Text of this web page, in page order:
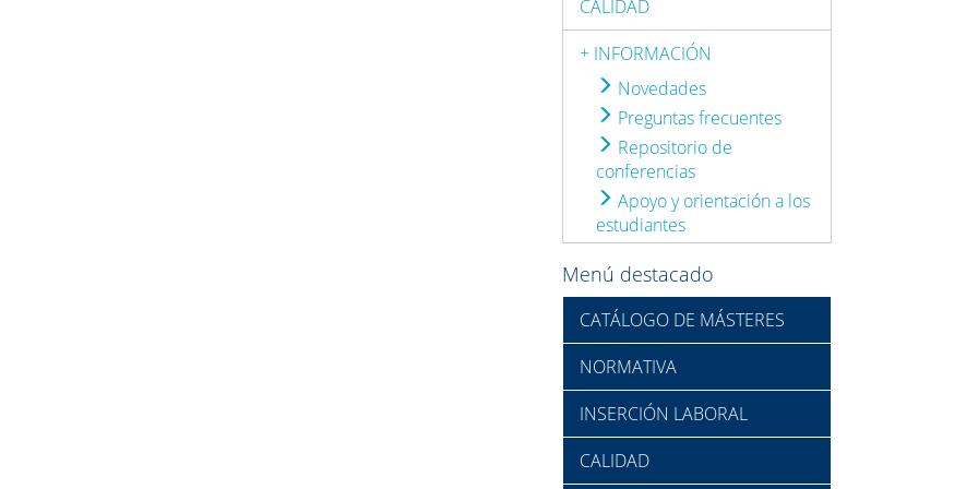
CALIDAD
+ INFORMACIÓN
Novedades
Preguntas frecuentes
Repositorio de
conferencias
Apoyo y orientación a los
estudiantes
Menú destacado
CATÁLOGO DE MÁSTERES
NORMATIVA
INSERCIÓN LABORAL
CALIDAD